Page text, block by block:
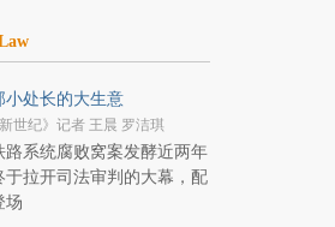
小处长的大生意
世纪》记者 王晨 罗洁琪
路系统腐败窝案发酵近两年
于拉开司法审判的大幕，配
场